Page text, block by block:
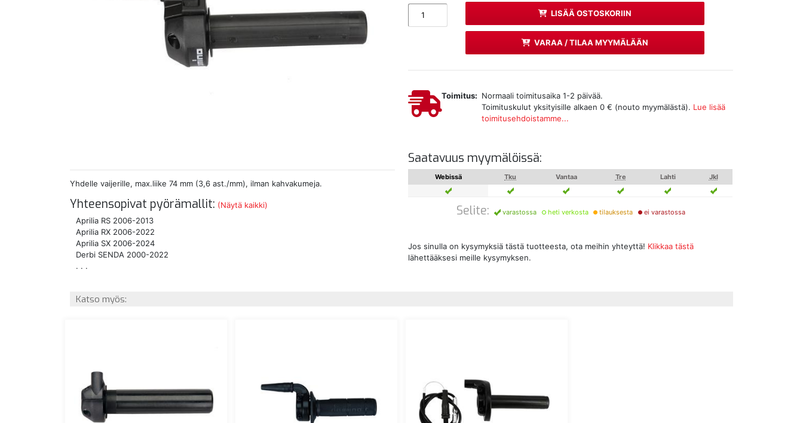
LISÄÄ OSTOSKORIIN
VARAA / TILAA MYYMÄLÄÄN
Toimitus: Normaali toimitusaika 1-2 päivää.
Toimituskulut yksityisille alkaen 0 € (nouto myymälästä). Lue lisää
toimitusehdoistamme...
Saatavuus myymälöissä:
Webissä Tku Vantaa Tre Lahti Jkl
Selite: varastossa heti verkosta tilauksesta ei varastossa
Jos sinulla on kysymyksiä tästä tuotteesta, ota meihin yhteyttä! Klikkaa tästä
lähettääksesi meille kysymyksen.
Yhdelle vaijerille, max.liike 74 mm (3,6 ast./mm), ilman kahvakumeja.
Yhteensopivat pyörämallit: (Näytä kaikki)
Aprilia RS 2006-2013
Aprilia RX 2006-2022
Aprilia SX 2006-2024
Derbi SENDA 2000-2022
. . .
Katso myös: